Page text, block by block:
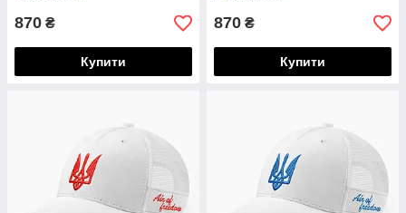
870 ₴
Купити
870 ₴
Купити